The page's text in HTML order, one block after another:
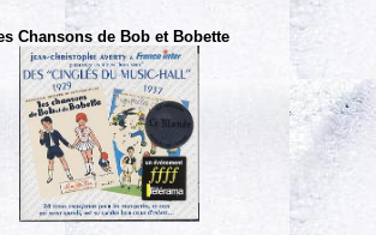
Chansons de Bob et Bobette